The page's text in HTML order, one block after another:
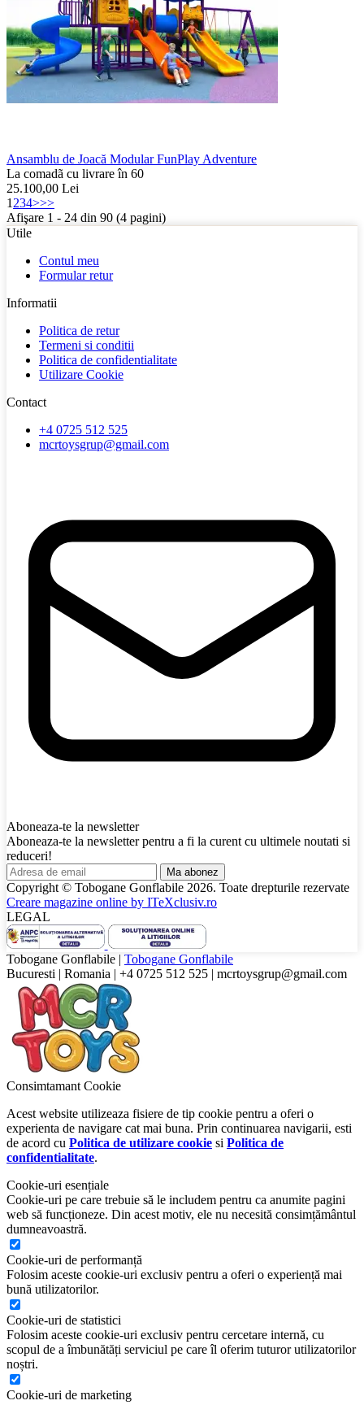
Ansamblu de Joacă Modular FunPlay Adventure
La comadã cu livrare în 60
25.100,00 Lei
1 234>>>
Afişare 1 - 24 din 90 (4 pagini)
Utile
Contul meu
Formular retur
Informatii
Politica de retur
Termeni si conditii
Politica de confidentialitate
Utilizare Cookie
Contact
+4 0725 512 525
mcrtoysgrup@gmail.com
Aboneaza-te la newsletter
Aboneaza-te la newsletter pentru a fi la curent cu ultimele noutati si
reduceri!
Ma abonez
Copyright © Tobogane Gonflabile 2026. Toate drepturile rezervate
Creare magazine online by ITeXclusiv.ro
LEGAL
Tobogane Gonflabile | Tobogane Gonflabile
Bucuresti | Romania | +4 0725 512 525 | mcrtoysgrup@gmail.com
Consimtamant Cookie
Acest website utilizeaza fisiere de tip cookie pentru a oferi o
experienta de navigare cat mai buna. Prin continuarea navigarii, esti
de acord cu Politica de utilizare cookie si Politica de
confidentialitate.
Cookie-uri esențiale
Cookie-uri pe care trebuie să le includem pentru ca anumite pagini
web să funcționeze. Din acest motiv, ele nu necesită consimțământul
dumneavoastră.
Cookie-uri de performanță
Folosim aceste cookie-uri exclusiv pentru a oferi o experiență mai
bună utilizatorilor.
Cookie-uri de statistici
Folosim aceste cookie-uri exclusiv pentru cercetare internă, cu
scopul de a îmbunătăți serviciul pe care îl oferim tuturor utilizatorilor
noștri.
Cookie-uri de marketing